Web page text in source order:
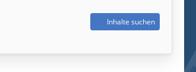
Inhalte suchen